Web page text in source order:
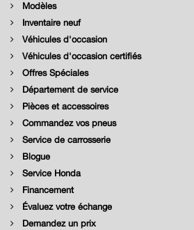
Modèles
Inventaire neuf
Véhicules d'occasion
Véhicules d'occasion certifiés
Offres Spéciales
Département de service
Pièces et accessoires
Commandez vos pneus
Service de carrosserie
Blogue
Service Honda
Financement
Évaluez votre échange
Demandez un prix